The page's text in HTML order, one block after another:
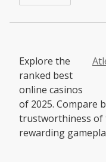
Explore the
ranked best
online casinos
of 2025. Compare
trustworthiness of
rewarding